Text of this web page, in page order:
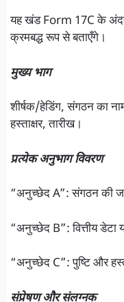
यह खंड Form 17C के
क्रमबद्ध रूप से बताएँगे।
मुख्य भाग
शीर्षक/हेडिंग, संगठन का
हस्ताक्षर, तारीख।
प्रत्येक अनुभाग विवरण
“अनुच्छेद A”: संगठन की
“अनुच्छेद B”: वित्तीय डेटा
“अनुच्छेद C”: पुष्टि और
संप्रेषण और संलग्नक